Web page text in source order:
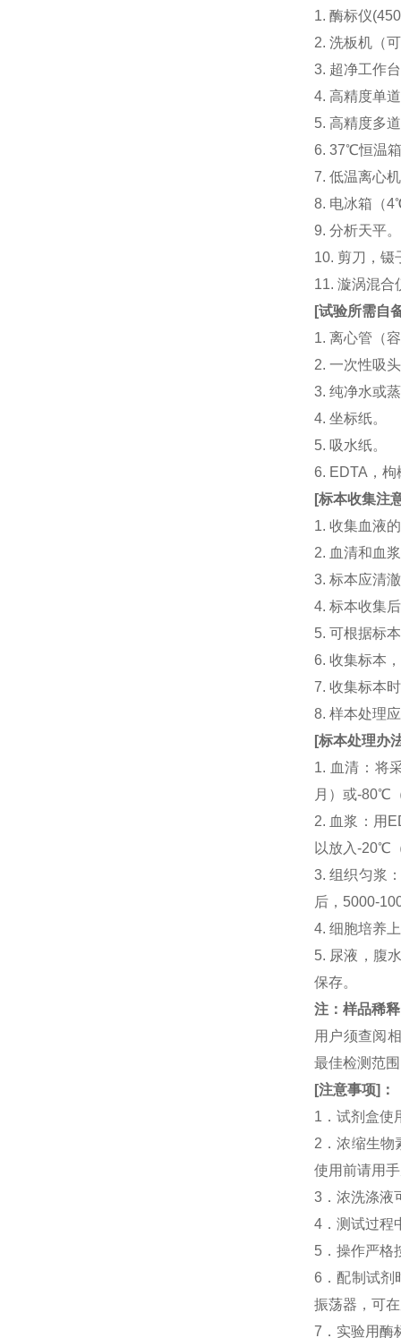
1. 酶标仪
2. 洗板机（
3. 超净工作
4. 高精度单
5. 高精度多
6. 37℃恒温
7. 低温离心
8. 电冰箱（
9. 分析天平。
10. 剪刀，镊
11. 漩涡混
[试验所需自
1. 离心管（
2. 一次性吸
3. 纯净水或
4. 坐标纸。
5. 吸水纸。
6. EDTA，
[标本收集注
1. 收集血液
2. 血清和血
3. 标本应清
4. 标本收集
5. 可根据标
6. 收集标本
7. 收集标本
8. 样本处理
[标本处理办
1. 血清：将
月）或-80℃
2. 血浆：用
以放入-20℃
3. 组织匀浆
后，5000-
4. 细胞培养
5. 尿液，腹
保存。
注：样品稀
用户须查阅
最佳检测范
[注意事项] ：
1．试剂盒使
2．浓缩生物
使用前请用
3．浓洗涤液
4．测试过程
5．操作严格
6．配制试剂
振荡器，可
7．实验用酶